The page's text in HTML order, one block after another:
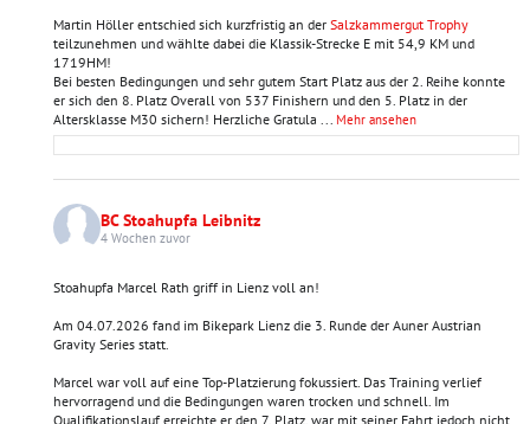
Martin Höller entschied sich kurzfristig an der Salzkammergut Trophy
teilzunehmen und wählte dabei die Klassik-Strecke E mit 54,9 KM und
1719HM!
Bei besten Bedingungen und sehr gutem Start Platz aus der 2. Reihe konnte
er sich den 8. Platz Overall von 537 Finishern und den 5. Platz in der
Altersklasse M30 sichern! Herzliche Gratula
Mehr ansehen
BC Stoahupfa Leibnitz
4 Wochen zuvor
Stoahupfa Marcel Rath griff in Lienz voll an!
Am 04.07.2026 fand im Bikepark Lienz die 3. Runde der Auner Austrian
Gravity Series statt.
Marcel war voll auf eine Top-Platzierung fokussiert. Das Training verlief
hervorragend und die Bedingungen waren trocken und schnell. Im
Qualifikationslauf erreichte er den 7. Platz, war mit seiner Fahrt jedoch nicht